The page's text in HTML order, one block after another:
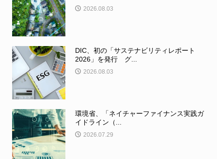
2026.08.03
DIC、初の「サステナビリティレポート
2026」を発行 グ...
2026.08.03
環境省、「ネイチャーファイナンス実践ガ
イドライン（...
2026.07.29